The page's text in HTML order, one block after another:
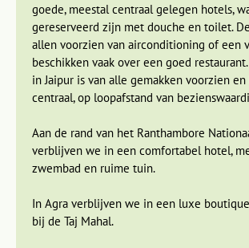
In Rajasthan zijn veel indrukwekkende
paleizen te bewonderen, die afstammen uit
Mogol heersers. Volledig in stijl overnachten
dat in de stijl van een Maharadja-paleis
binnenplaatsen, complexe
decoratie, is ons hotel een spectaculair
doen aan een authentieke Rajastani
geniet van het uitzicht op het
goede, meestal centraal gelegen hotels,
gereserveerd zijn met douche en toilet.
allen voorzien van airconditioning of een
beschikken vaak over een goed
in Jaipur is van alle gemakken voorzien
centraal, op loopafstand van
Aan de rand van het Ranthambore
verblijven we in een comfortabel hotel,
zwembad en ruime tuin.
In Agra verblijven we in een luxe
bij de Taj Mahal.